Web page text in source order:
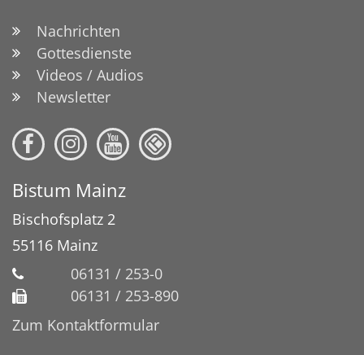
Nachrichten
Gottesdienste
Videos / Audios
Newsletter
Bistum Mainz
Bischofsplatz 2
55116 Mainz
06131 / 253-0
06131 / 253-890
Zum Kontaktformular